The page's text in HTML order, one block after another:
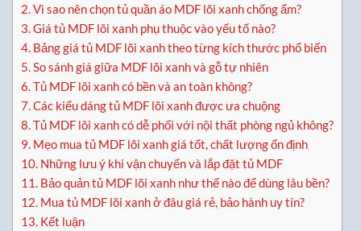
2.Vì sao nên chọn tủ quần áo MDF lõi xanh chống ẩm?
3.Giá tủ MDF lõi xanh phụ thuộc vào yếu tố nào?
4. Bảng giá tủ MDF lõi xanh theo từng kích thước phổ biến
5.So sánh giá giữa MDF lõi xanh và gỗ tự nhiên
6.Tủ MDF lõi xanh có bền và an toàn không?
7.Các kiểu dáng tủ MDF lõi xanh được ưa chuộng
8.Tủ MDF lõi xanh có dễ phối với nội thất phòng ngủ không?
9. Mẹo mua tủ MDF lõi xanh giá tốt, chất lượng ổn định
10. Những lưu ý khi vận chuyển và lắp đặt tủ MDF
11. Bảo quản tủ MDF lõi xanh như thế nào để dùng lâu bền?
12. Mua tủ MDF lõi xanh ở đâu giá rẻ, bảo hành uy tín?
13. Kết luận